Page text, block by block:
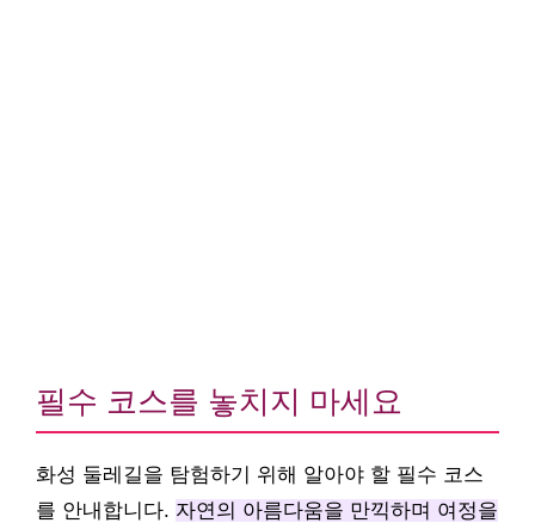
필수 코스를 놓치지 마세요
화성 둘레길을 탐험하기 위해 알아야 할 필수 코스
를 안내합니다. 자연의 아름다움을 만끽하며 여정을